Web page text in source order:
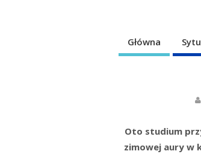
Główna
Oto studium
zimowej aury w